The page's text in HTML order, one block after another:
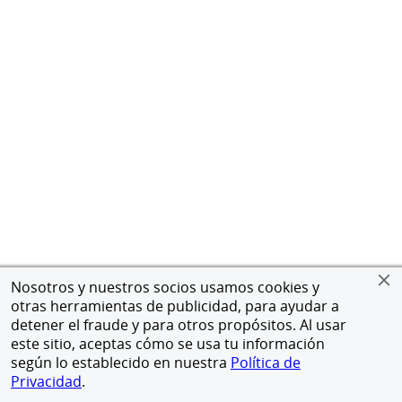
Nosotros y nuestros socios usamos cookies y
otras herramientas de publicidad, para ayudar a
detener el fraude y para otros propósitos. Al usar
este sitio, aceptas cómo se usa tu información
según lo establecido en nuestra Política de
Privacidad.